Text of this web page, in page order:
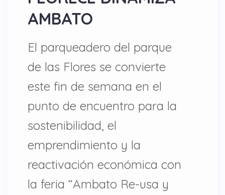
AMBATO
El parqueadero del parque
de las Flores se convierte
este fin de semana en el
punto de encuentro para la
sostenibilidad, el
emprendimiento y la
reactivación económica con
la feria “Ambato Re-usa y